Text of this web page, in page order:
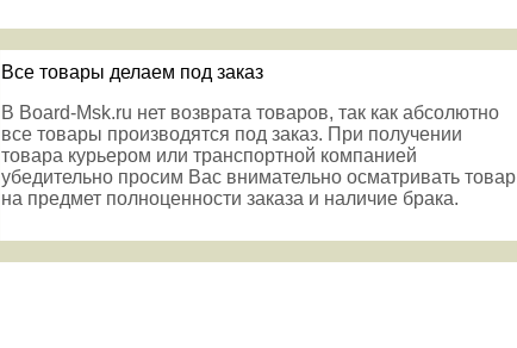
Все товары делаем под заказ
В Board-Msk.ru нет возврата товаров, так как абсолютно
все товары производятся под заказ. При получении
товара курьером или транспортной компанией
убедительно просим Вас внимательно осматривать товар
на предмет полноценности заказа и наличие брака.